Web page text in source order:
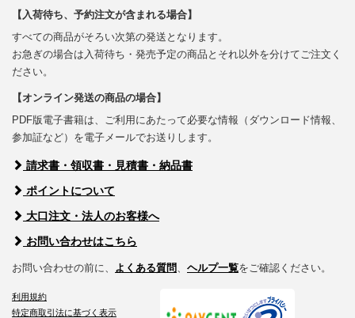
【入荷待ち、予約注文が含まれる場合】
すべての商品がそろい次第の発送となります。
お急ぎの場合は入荷待ち・発売予定の商品とそれ以外を分けてご注文く
ださい。
【オンライン発送の商品の場合】
PDF版電子書籍は、ご利用にあたって必要な情報（ダウンロード情報、
参加証など）を電子メールでお送りします。
請求書・領収書・見積書・納品書
ポイントについて
大口注文・法人のお客様へ
お問い合わせはこちら
お問い合わせの前に、 よくある質問 ヘルプ一覧をご確認ください。
利用規約
特定商取引法に基づく表示